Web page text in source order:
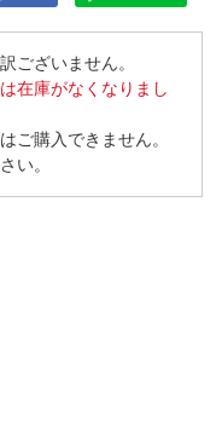
ございません。
在庫がなくなりまし
ご購入できません。
い。